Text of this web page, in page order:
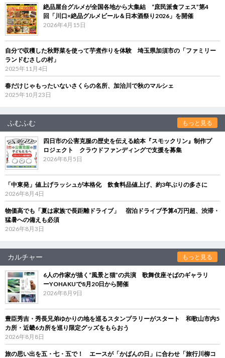
絶品屋台グルメが全国各地から大集結 “庶民派食フェス”第4
回「川口×絶品グルメビール＆日本酒祭り2026」を開催
2026年4月15日
自分で収穫した秋野菜を使って芋煮作りを体験 埼玉県加須市の「ファミリー
ランドむさしの村」
2025年11月4日
春だけじゃもったいないさくらの名所、加治川で秋のマルシェ
2025年10月23日
ふむふむ もっと見る
四日市の公害克服の歴史を伝える絵本『スモックリン』制作プ
ロジェクト クラウドファンディングで支援を募集
2026年8月5日
「中東発」値上げラッシュが本格化 飲食料品値上げ、約3年ぶりの多さに
2026年8月4日
物価高でも「夏は家族で長距離ドライブ」 宿泊ドライブ予算4万円超、渋滞・
猛暑への備えも必須
2026年8月3日
カルチャー もっと見る
6人の作家が描く“風景と猫”の共演 歌舞伎座そばのギャラリ
ーYOHAKUで8月20日から開催
2026年8月9日
豊臣秀吉・秀長兄弟ゆかりの地を巡るスタンプラリーがスタート 和歌山市内5
カ所・近畿6カ所を巡り限定グッズをもらおう
2026年8月8日
旅の思い出を五・七・五で！ エースが「かばんの日」に合わせ「旅行川柳コ